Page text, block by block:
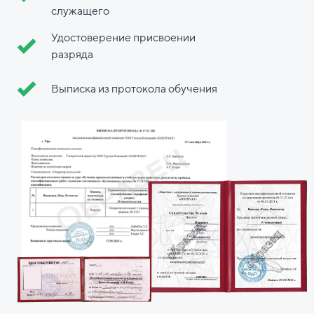
служащего
Удостоверение присвоении
разряда
Выписка из протокола обучения